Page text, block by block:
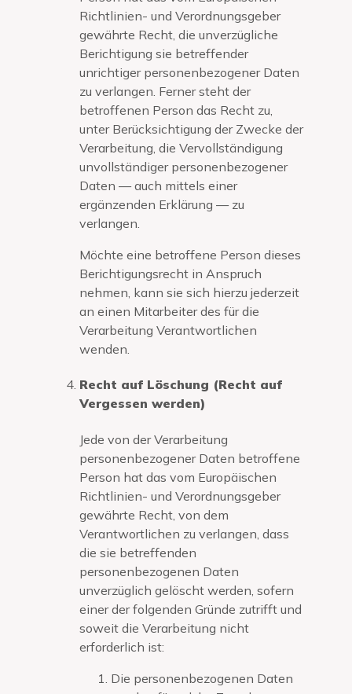
Richtlinien- und Verordnungsgeber
gewährte Recht, die unverzügliche
Berichtigung sie betreffender
unrichtiger personenbezogener Daten
zu verlangen. Ferner steht der
betroffenen Person das Recht zu,
unter Berücksichtigung der Zwecke der
Verarbeitung, die Vervollständigung
unvollständiger personenbezogener
Daten — auch mittels einer
ergänzenden Erklärung — zu
verlangen.
Möchte eine betroffene Person dieses
Berichtigungsrecht in Anspruch
nehmen, kann sie sich hierzu jederzeit
an einen Mitarbeiter des für die
Verarbeitung Verantwortlichen
wenden.
Recht auf Löschung (Recht auf
Vergessen werden)
Jede von der Verarbeitung
personenbezogener Daten betroffene
Person hat das vom Europäischen
Richtlinien- und Verordnungsgeber
gewährte Recht, von dem
Verantwortlichen zu verlangen, dass
die sie betreffenden
personenbezogenen Daten
unverzüglich gelöscht werden, sofern
einer der folgenden Gründe zutrifft und
soweit die Verarbeitung nicht
erforderlich ist:
Die personenbezogenen Daten